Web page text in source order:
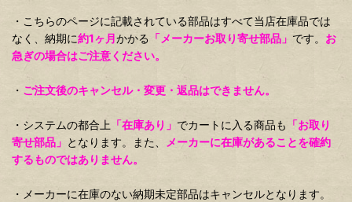
・こちらのページに記載されている部品はすべて当店在庫品では
なく、納期に約1ヶ月かかる 「メーカーお取り寄せ部品」 です。 お
急ぎの場合はご注意ください。
・ ご注文後のキャンセル・変更・返品はできません。
・システムの都合上 「在庫あり」 でカートに入る商品も 「お取り
寄せ部品」 となります。また、
メーカーに在庫があることを確約
するものではありません。
・メーカーに在庫のない納期未定部品はキャンセルとなります。